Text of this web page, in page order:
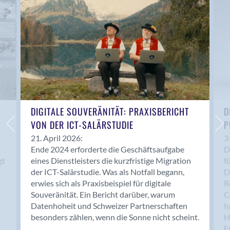
Anwil
Appenzell
Au SG
Baar
Baden
Balsthal
Balzers
Basel
Bassersdorf
Belp
Bendern
Benken (SG)
Bergdietikon
Berlin
Bern
Bern - Liebefeld
DIGITALE SOUVERÄNITÄT: PRAXISBERICHT
VON DER ICT-SALÄRSTUDIE
21. April 2026:
Ende 2024 erforderte die Geschäftsaufgabe
eines Dienstleisters die kurzfristige Migration
der ICT-Salärstudie. Was als Notfall begann,
erwies sich als Praxisbeispiel für digitale
Souveränität. Ein Bericht darüber, warum
Datenhoheit und Schweizer Partnerschaften
besonders zählen, wenn die Sonne nicht scheint.